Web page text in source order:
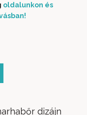
oldalunkon és
dizájn